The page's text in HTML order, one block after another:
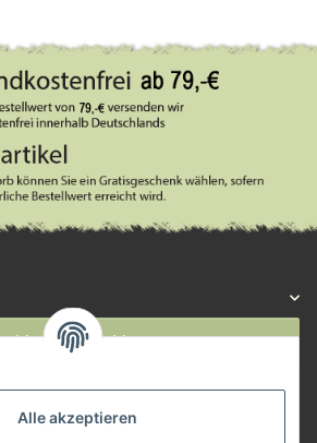
Alle akzeptieren
Widerruf anmelden